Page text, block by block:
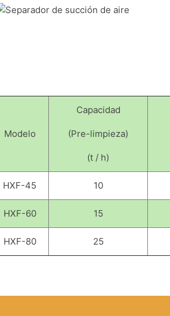
Modelo
Capacidad
(Pre-limpieza)
(t / h)
HXF-45 10
HXF-60 15
HXF-80 25